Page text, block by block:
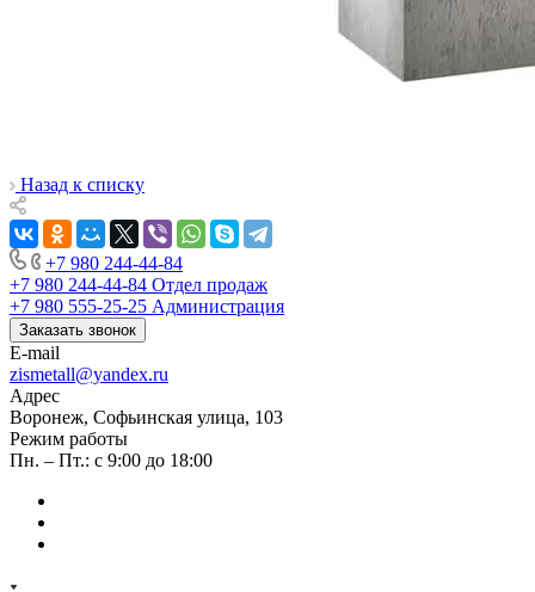
Назад к списку
+7 980 244-44-84
+7 980 244-44-84 Отдел продаж
+7 980 555-25-25 Администрация
Заказать звонок
E-mail
zismetall@yandex.ru
Адрес
Воронеж, Софьинская улица, 103
Режим работы
Пн. – Пт.: с 9:00 до 18:00